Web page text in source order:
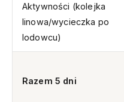
Aktywności (kolejka
linowa/wycieczka po
lodowcu)
Razem 5 dni